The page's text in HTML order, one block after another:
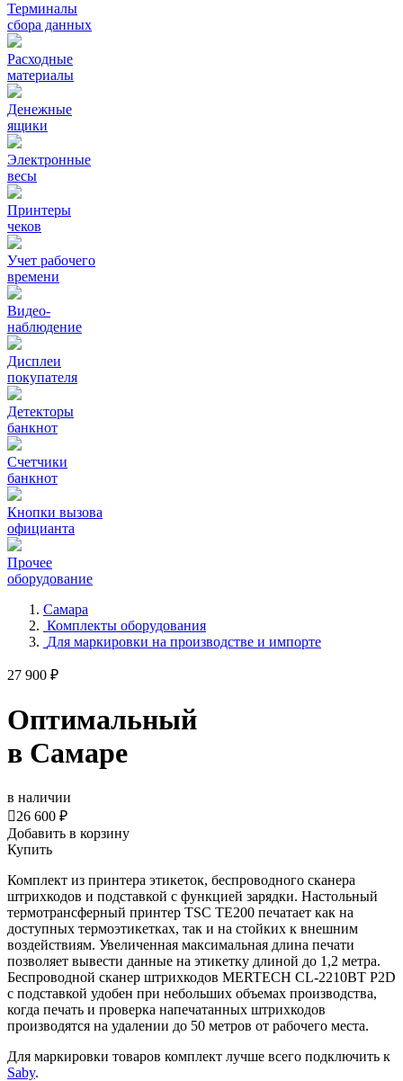
Терминалы
сбора данных
Расходные
материалы
Денежные
ящики
Электронные
весы
Принтеры
чеков
Учет рабочего
времени
Видео‑
наблюдение
Дисплеи
покупателя
Детекторы
банкнот
Счетчики
банкнот
Кнопки вызова
официанта
Прочее
оборудование
Самара
Комплекты оборудования
Для маркировки на производстве и импорте
27 900 ₽
Оптимальный
в Самаре
в наличии
26 600 ₽
Добавить в корзину
Купить
Комплект из принтера этикеток, беспроводного сканера
штрихкодов и подставкой с функцией зарядки. Настольный
термотрансферный принтер TSC TE200 печатает как на
доступных термоэтикетках, так и на стойких к внешним
воздействиям. Увеличенная максимальная длина печати
позволяет вывести данные на этикетку длиной до 1,2 метра.
Беспроводной сканер штрихкодов MERTECH CL-2210BT P2D
с подставкой удобен при небольших объемах производства,
когда печать и проверка напечатанных штрихкодов
производятся на удалении до 50 метров от рабочего места.
Для маркировки товаров комплект лучше всего подключить к
Saby.